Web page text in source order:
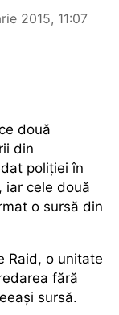
2015, 11:07
două
din
poliției în
iar cele două
o sursă din
Raid, o unitate
fără
sursă.